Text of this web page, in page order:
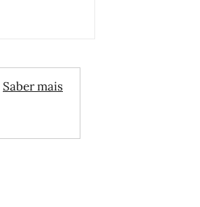
Saber mais